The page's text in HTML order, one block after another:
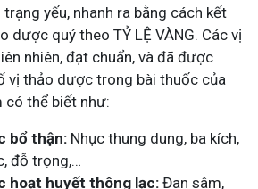
yếu, nhanh ra bằng cách kết
dược quý theo TỶ LỆ VÀNG. Các vị
nhiên, đạt chuẩn, và đã được
vị thảo dược trong bài thuốc của
có thể biết như:
bổ thận: Nhục thung dung, ba kích,
đỗ trọng,…
hoạt huyết thông lạc: Đan sâm,